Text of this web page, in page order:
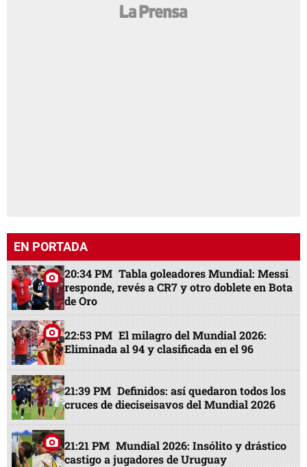
EN PORTADA
20:34 PM Tabla goleadores Mundial: Messi
responde, revés a CR7 y otro doblete en Bota
de Oro
22:53 PM El milagro del Mundial 2026:
Eliminada al 94 y clasificada en el 96
21:39 PM Definidos: así quedaron todos los
cruces de dieciseisavos del Mundial 2026
21:21 PM Mundial 2026: Insólito y drástico
castigo a jugadores de Uruguay